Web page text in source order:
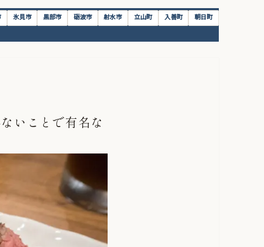
氷見市 黒部市 砺波市 射水市 立山町 入善町 朝日町
いことで有名な